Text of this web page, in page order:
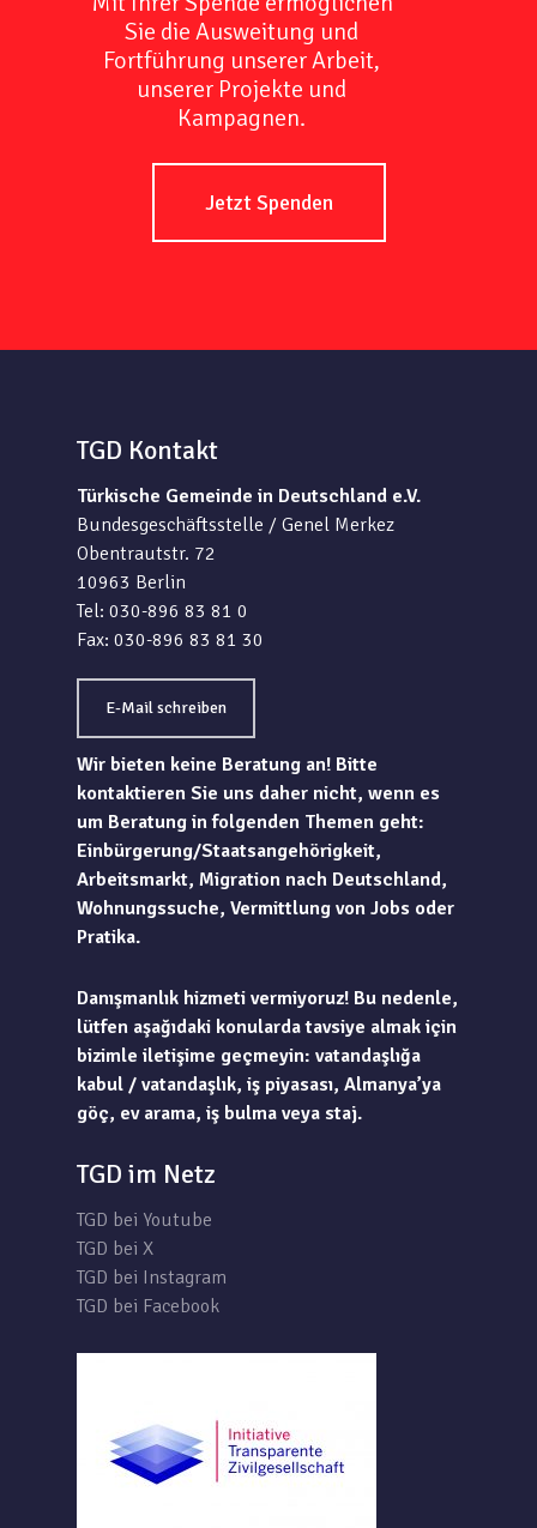
Sie die Ausweitung und
Fortführung unserer Arbeit,
unserer Projekte und
Kampagnen.
Jetzt Spenden
TGD Kontakt
Türkische Gemeinde in Deutschland e.V.
Bundesgeschäftsstelle / Genel Merkez
Obentrautstr. 72
10963 Berlin
Tel: 030-896 83 81 0
Fax: 030-896 83 81 30
E-Mail schreiben
Wir bieten keine Beratung an! Bitte
kontaktieren Sie uns daher nicht, wenn es
um Beratung in folgenden Themen geht:
Einbürgerung/Staatsangehörigkeit,
Arbeitsmarkt, Migration nach Deutschland,
Wohnungssuche, Vermittlung von Jobs oder
Pratika.
Danışmanlık hizmeti vermiyoruz! Bu nedenle,
lütfen aşağıdaki konularda tavsiye almak için
bizimle iletişime geçmeyin: vatandaşlığa
kabul / vatandaşlık, iş piyasası, Almanya’ya
göç, ev arama, iş bulma veya staj.
TGD im Netz
TGD bei Youtube
TGD bei X
TGD bei Instagram
TGD bei Facebook